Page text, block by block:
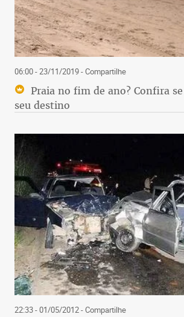
06:00 - 23/11/2019- Compartilhe
Praia no fim de ano? Confira
seu destino
22:33 - 01/05/2012- Compartilhe